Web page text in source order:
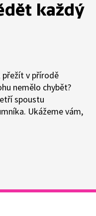
každý
přežít v přírodě
nemělo chybět?
spoustu
Ukážeme vám,